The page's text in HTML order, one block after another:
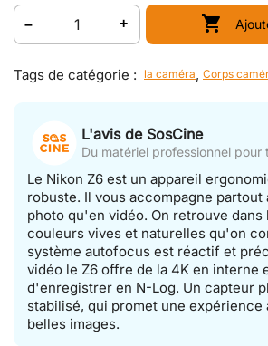

Tags de catégorie : la caméra, Corps
L'avis de SosCine
Du matériel professionnel pour
Le Nikon Z6 est un appareil
robuste. Il vous accompagne partout
photo qu'en vidéo. On retrouve dans
couleurs vives et naturelles qu'on
système autofocus est réactif et
vidéo le Z6 offre de la 4K en interne
d'enregistrer en N-Log. Un capteur
stabilisé, qui promet une expérience
belles images.